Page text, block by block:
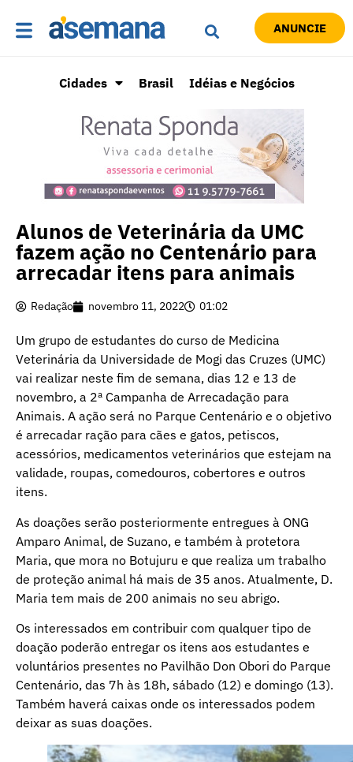
ANUNCIE
Cidades Brasil Idéias e Negócios
Alunos de Veterinária da UMC
fazem ação no Centenário para
arrecadar itens para animais
Redação novembro 11, 2022 01:02
Um grupo de estudantes do curso de Medicina
Veterinária da Universidade de Mogi das Cruzes (UMC)
vai realizar neste fim de semana, dias 12 e 13 de
novembro, a 2ª Campanha de Arrecadação para
Animais. A ação será no Parque Centenário e o objetivo
é arrecadar ração para cães e gatos, petiscos,
acessórios, medicamentos veterinários que estejam na
validade, roupas, comedouros, cobertores e outros
itens.
As doações serão posteriormente entregues à ONG
Amparo Animal, de Suzano, e também à protetora
Maria, que mora no Botujuru e que realiza um trabalho
de proteção animal há mais de 35 anos. Atualmente, D.
Maria tem mais de 200 animais no seu abrigo.
Os interessados em contribuir com qualquer tipo de
doação poderão entregar os itens aos estudantes e
voluntários presentes no Pavilhão Don Obori do Parque
Centenário, das 7h às 18h, sábado (12) e domingo (13).
Também haverá caixas onde os interessados podem
deixar as suas doações.